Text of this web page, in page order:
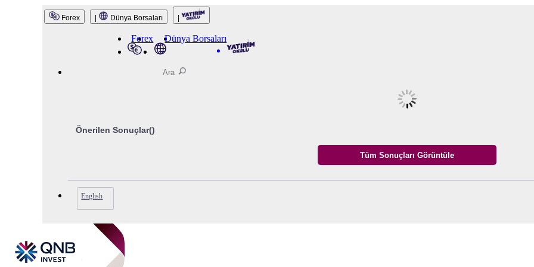
QNB Invest
Forex Dünya Borsaları
Forex Dünya Borsaları
Önerilen Sonuçlar()
English